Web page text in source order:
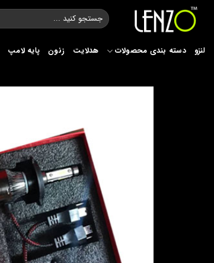
Skip
content
جستجو
برای:
لنزو دسته بندی محصولات هدلایت زنون پایه لامپ